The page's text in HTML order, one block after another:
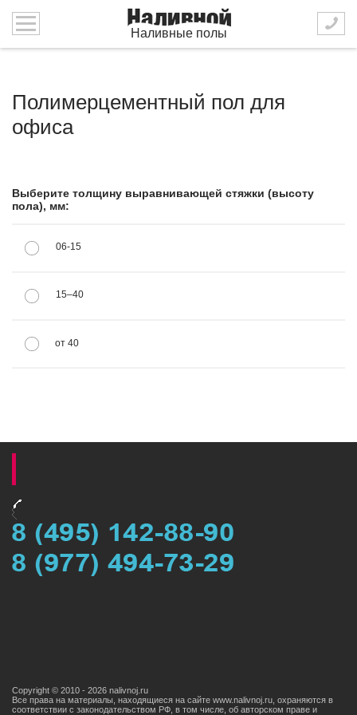
Наливные полы
Полимерцементный пол для
офиса
Выберите толщину выравнивающей стяжки (высоту
пола), мм:
06-15
15–40
от 40
Copyright © 2010 - 2026 nalivnoj.ru
Все права на материалы, находящиеся на сайте www.nalivnoj.ru, охраняются в
соответствии с законодательством РФ, в том числе, об авторском праве и